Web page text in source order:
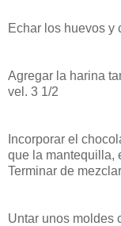
Echar los huevos y
Agregar la harina
vel. 3 1/2
Incorporar el
que la mantequilla,
Terminar de
Untar unos moldes